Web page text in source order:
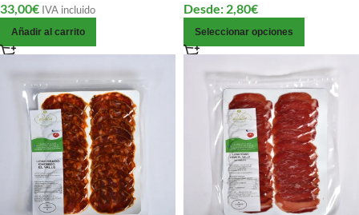
33,00€ IVA incluido
Añadir al carrito
Desde: 2,80€
Seleccionar opciones